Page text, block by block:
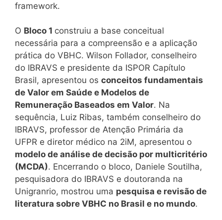
framework.
O Bloco 1 construiu a base conceitual
necessária para a compreensão e a aplicação
prática do VBHC. Wilson Follador, conselheiro
do IBRAVS e presidente da ISPOR Capítulo
Brasil, apresentou os conceitos fundamentais
de Valor em Saúde e Modelos de
Remuneração Baseados em Valor. Na
sequência, Luiz Ribas, também conselheiro do
IBRAVS, professor de Atenção Primária da
UFPR e diretor médico na 2iM, apresentou o
modelo de análise de decisão por multicritério
(MCDA). Encerrando o bloco, Daniele Soutilha,
pesquisadora do IBRAVS e doutoranda na
Unigranrio, mostrou uma pesquisa e revisão de
literatura sobre VBHC no Brasil e no mundo.